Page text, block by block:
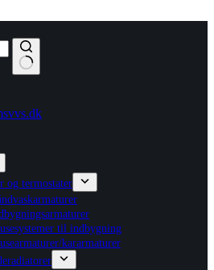
og termostater
til indbygning
kararmaturer